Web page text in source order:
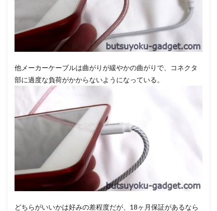
他メーカーケーブルは曲がりが緩やかの曲がりで、コネクタ
部に過度な負荷がかからないようになっている。
どちらがいいかは好みの差程度だが、18ヶ月保証があるなら